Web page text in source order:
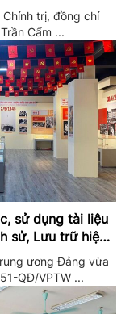
trị, đồng chí
Cẩm ...
sử dụng tài liệu
sử, Lưu trữ hiện
và Văn
ương Đảng vừa
QĐ/VPTW ...